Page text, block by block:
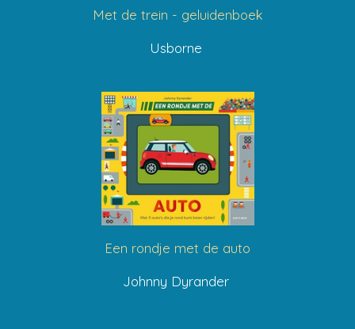
Met de trein - geluidenboek
Usborne
Een rondje met de auto
Johnny Dyrander